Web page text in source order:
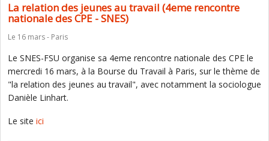
La relation des jeunes au travail (4eme rencontre
nationale des CPE - SNES)
Le 16 mars - Paris
Le SNES-FSU organise sa 4eme rencontre nationale des CPE le
mercredi 16 mars, à la Bourse du Travail à Paris, sur le thème de
"la relation des jeunes au travail", avec notamment la sociologue
Danièle Linhart.
Le site ici